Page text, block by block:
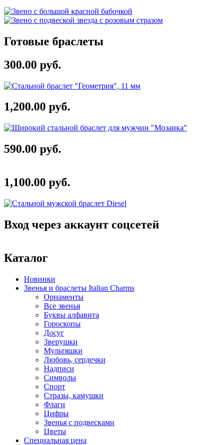
Готовые браслеты
300.00 руб.
1,200.00 руб.
590.00 руб.
1,100.00 руб.
Вход через аккаунт соцсетей
Каталог
Новинки
Звенья и браслеты Italian Charms
Орнаменты
Все звенья
Буквы алфавита
Гороскопы
Досуг
Зверушки
Мультяшки
Любовь, сердечки
Надписи
Символы
Спорт
Стразы, камушки
Флаги
Цифры
Звенья с подвесками
Цветы
Специальная цена